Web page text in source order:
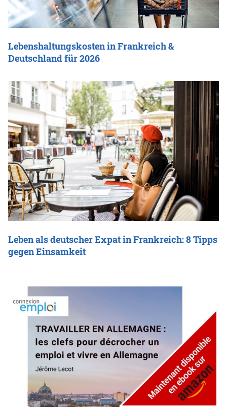
Lebenshaltungskosten in Frankreich &
Deutschland für 2026
Leben als deutscher Expat in Frankreich: 8 Tipps
gegen Einsamkeit